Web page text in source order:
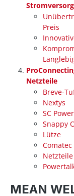
Preis
Netzteile
Breve-
Nextys
SC Power
Snappy
Lütze
Comatec
MEAN